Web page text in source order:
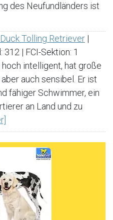
des Neufundländers ist
Tolling Retriever |
312 | FCI-Sektion: 1
intelligent, hat große
auch sensibel. Er ist
fähiger Schwimmer, ein
an Land und zu